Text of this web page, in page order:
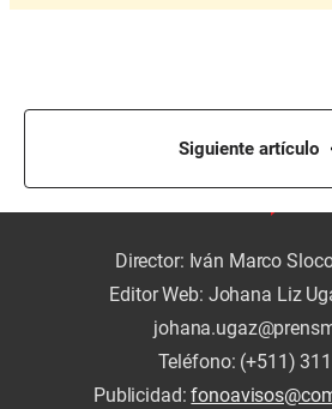
Siguiente artículo
Director: Iván Marco
Editor Web: Johana Liz
Teléfono: (+511)
Publicidad: